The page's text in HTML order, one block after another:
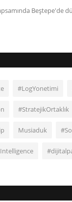
#LogYonetimi
#StratejikOrtaklık
Musiaduk